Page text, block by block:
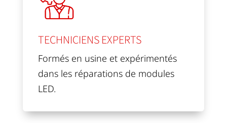
TECHNICIENS EXPERTS
Formés en usine et expérimentés
dans les réparations de modules
LED.